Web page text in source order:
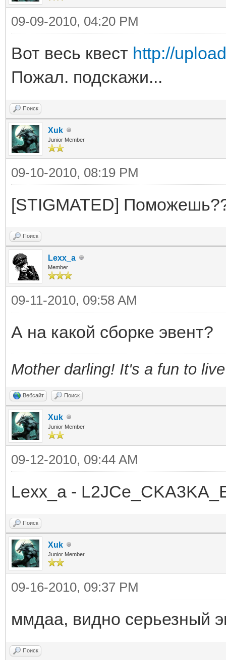
09-09-2010, 04:20 PM
Вот весь квест http://
Пожал. подскажи...
Поиск
Xuk
Junior Member
09-10-2010, 08:19 PM
[STIGMATED]
Поиск
Lexx_a
Member
09-11-2010, 09:58 AM
А на какой сборке эвент?
Mother darling! It's a fun to
Вебсайт Поиск
Xuk
Junior Member
09-12-2010, 09:44 AM
Lexx_a -
Поиск
Xuk
Junior Member
09-16-2010, 09:37 PM
ммдаа, видно серьезный
Поиск